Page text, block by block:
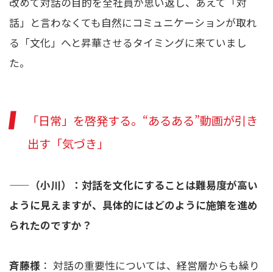
話」と言わなくても自然にコミュニケーションが取れ
る「文化」へと昇華させるタイミングに来ていまし
た。
「日常」を啓発する。“あるある”動画が引き
出す「気づき」
—— （小川）：対話を文化にすることは難易度が高い
ように見えますが、具体的にはどのように施策を進め
られたのですか？
斉藤様 ： 対話の重要性については、経営層からも繰り